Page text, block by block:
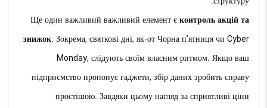
Ще один важливий важливий елемент єконтроль акцій та
знижок. Зокрема, святкові дні, як-от Чорна п’ятниця чи Cyber
Monday, слідують своїм власним ритмом. Якщо ваш
підприємство пропонує гаджети, збір даних зробить справу
простішою. Завдяки цьому нагляд за сприятливі ціни